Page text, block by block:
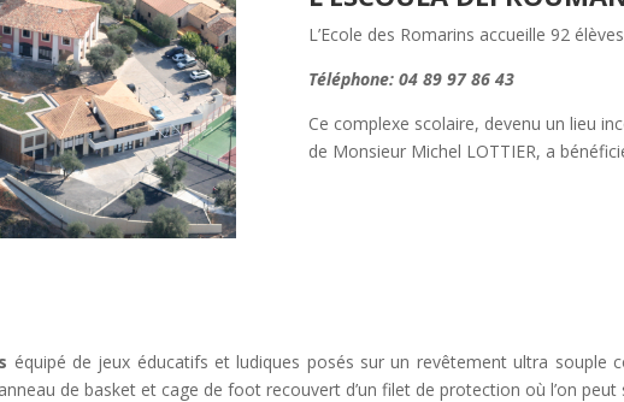
L’Ecole des Romarins accueille 92
Téléphone: 04 89 97 86 43
Ce complexe scolaire, devenu un lieu
de Monsieur Michel LOTTIER, a
équipé de jeux éducatifs et ludiques posés sur un revêtement ultra souple
de basket et cage de foot recouvert d’un filet de protection où l’on